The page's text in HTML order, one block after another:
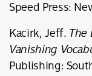
Speed Press:
Kacirk, Jeff.
Vanishing
Publishing: